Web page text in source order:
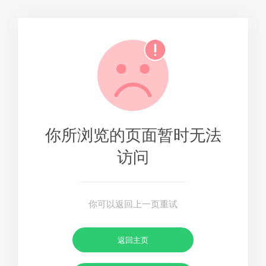
你所浏览的页面暂时无法
访问
你可以返回上一页重试
返回主页